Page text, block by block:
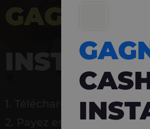
GAGNEZ 5%
1. Téléchargez Carlo
2. Payez en magasin avec